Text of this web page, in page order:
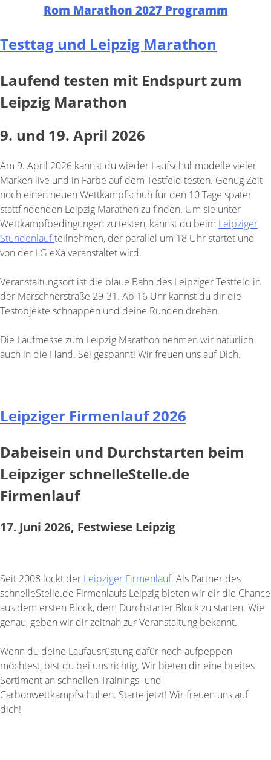
Rom Marathon 2027 Programm
Testtag und Leipzig Marathon
Laufend testen mit Endspurt zum
Leipzig Marathon
9. und 19. April 2026
Am 9. April 2026 kannst du wieder Laufschuhmodelle vieler
Marken live und in Farbe auf dem Testfeld testen. Genug Zeit
noch einen neuen Wettkampfschuh für den 10 Tage später
stattfindenden Leipzig Marathon zu finden. Um sie unter
Wettkampfbedingungen zu testen, kannst du beim Leipziger
Stundenlaufteilnehmen, der parallel um 18 Uhr startet und
von der LG eXa veranstaltet wird.
Veranstaltungsort ist die blaue Bahn des Leipziger Testfeld in
der Marschnerstraße 29-31. Ab 16 Uhr kannst du dir die
Testobjekte schnappen und deine Runden drehen.
Die Laufmesse zum Leipzig Marathon nehmen wir natürlich
auch in die Hand. Sei gespannt! Wir freuen uns auf Dich.
Leipziger Firmenlauf 2026
Dabeisein und Durchstarten beim
Leipziger schnelleStelle.de
Firmenlauf
17. Juni 2026, Festwiese Leipzig
Seit 2008 lockt der Leipziger Firmenlauf. Als Partner des
schnelleStelle.de Firmenlaufs Leipzig bieten wir dir die Chance
aus dem ersten Block, dem Durchstarter Block zu starten. Wie
genau, geben wir dir zeitnah zur Veranstaltung bekannt.
Wenn du deine Laufausrüstung dafür noch aufpeppen
möchtest, bist du bei uns richtig. Wir bieten dir eine breites
Sortiment an schnellen Trainings- und
Carbonwettkampfschuhen. Starte jetzt! Wir freuen uns auf
dich!